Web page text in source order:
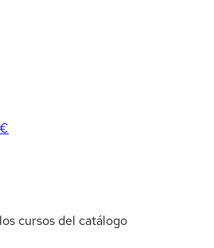
cursos del catálogo